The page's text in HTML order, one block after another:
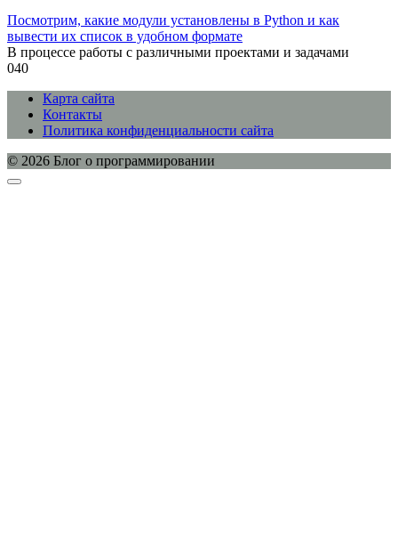
Посмотрим, какие модули установлены в Python и как
вывести их список в удобном формате
В процессе работы с различными проектами и задачами
040
Карта сайта
Контакты
Политика конфиденциальности сайта
© 2026 Блог о программировании